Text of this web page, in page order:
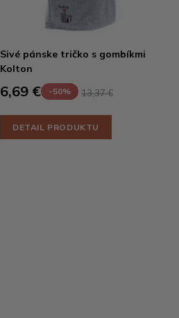
Sivé pánske tričko s gombíkmi
Kolton
6,69 € -50% 13,37 €
DETAIL PRODUKTU